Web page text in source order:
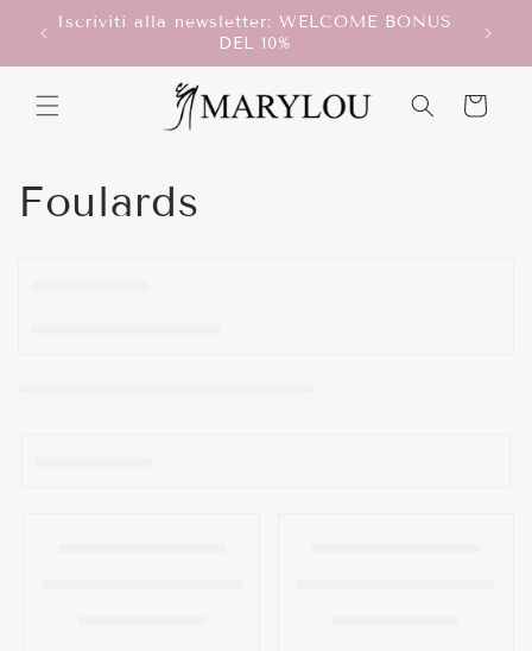
direttamente
Iscriviti alla newsletter: WELCOME BONUS
DEL 10%
Carrello
C
Foulards